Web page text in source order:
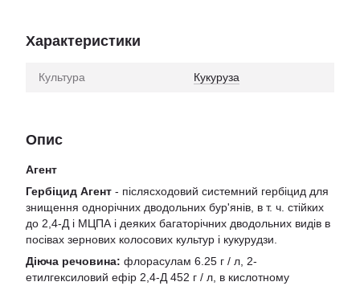
Характеристики
Культура Кукуруза
Опис
Агент
Гербіцид Агент - післясходовий системний гербіцид для
знищення однорічних дводольних бур'янів, в т. ч. стійких
до 2,4-Д і МЦПА і деяких багаторічних дводольних видів в
посівах зернових колосових культур і кукурудзи.
Діюча речовина: флорасулам 6.25 г / л, 2-
етилгексиловий ефір 2,4-Д 452 г / л, в кислотному